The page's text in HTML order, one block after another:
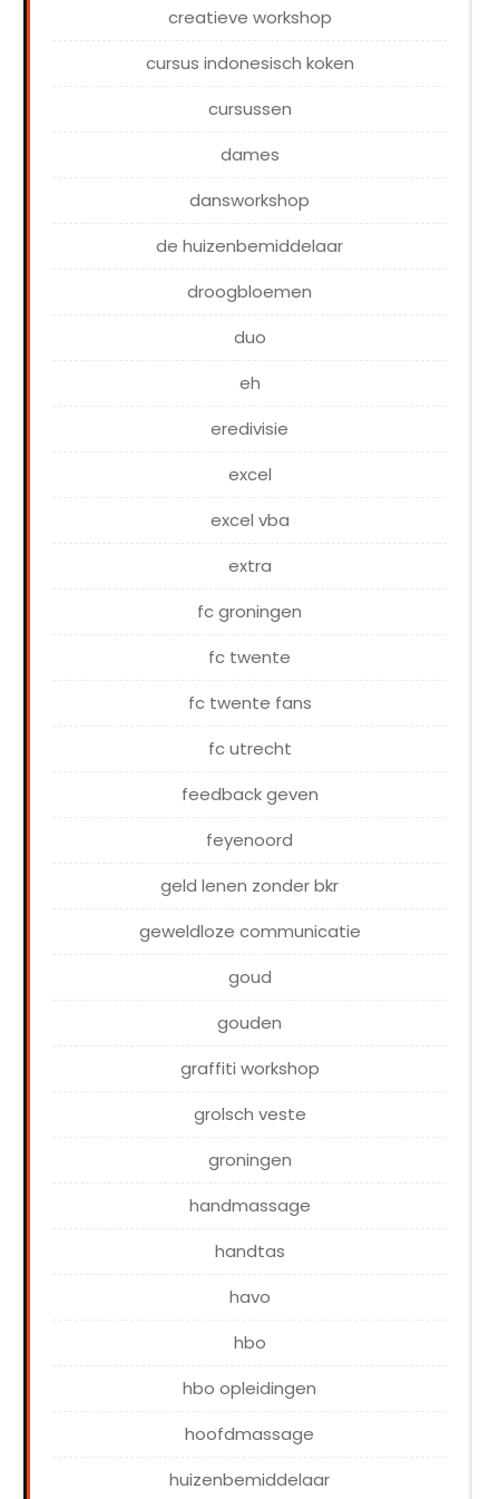
creatieve workshop
cursus indonesisch koken
cursussen
dames
dansworkshop
de huizenbemiddelaar
droogbloemen
duo
eh
eredivisie
excel
excel vba
extra
fc groningen
fc twente
fc twente fans
fc utrecht
feedback geven
feyenoord
geld lenen zonder bkr
geweldloze communicatie
goud
gouden
graffiti workshop
grolsch veste
groningen
handmassage
handtas
havo
hbo
hbo opleidingen
hoofdmassage
huizenbemiddelaar